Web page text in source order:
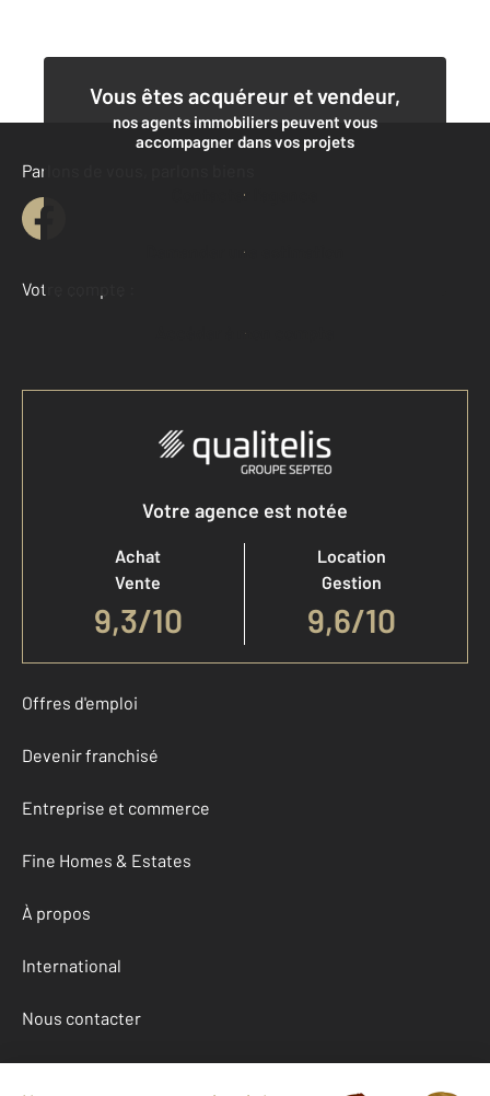
Vous êtes acquéreur et vendeur,
nos agents immobiliers peuvent vous
accompagner dans vos projets
Contacter l'agence
Demander une estimation
Parlons de vous, parlons biens
Votre compte :
Accéder à mon compte
Votre agence est notée
Achat
Vente
9,3/10
Location
Gestion
9,6/10
Offres d'emploi
Devenir franchisé
Entreprise et commerce
Fine Homes & Estates
À propos
International
Nous contacter